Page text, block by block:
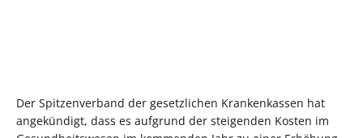
Der Spitzenverband der gesetzlichen Krankenkassen hat
angekündigt, dass es aufgrund der steigenden Kosten im